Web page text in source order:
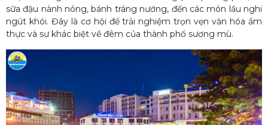
sữa đậu nành nóng, bánh tráng nướng, đến các món lẩu nghi
ngút khói. Đây là cơ hội để trải nghiệm trọn vẹn văn hóa ẩm
thực và sự khác biệt về đêm của thành phố sương mù.